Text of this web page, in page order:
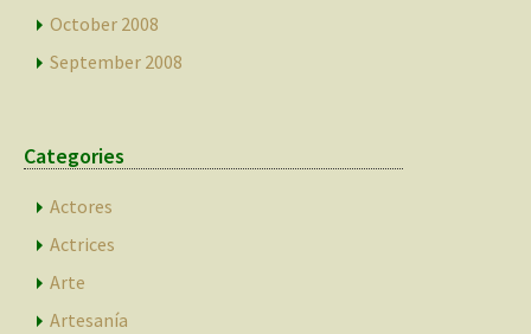
October 2008
September 2008
Categories
Actores
Actrices
Arte
Artesanía